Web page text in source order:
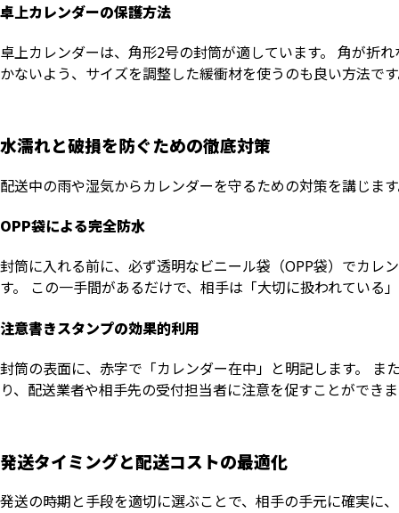
卓上カレンダーの保護方法
卓上カレンダーは、角形2号の封筒が適しています。 角が折
かないよう、サイズを調整した緩衝材を使うのも良い方法で
水濡れと破損を防ぐための徹底対策
配送中の雨や湿気からカレンダーを守るための対策を講じま
OPP袋による完全防水
封筒に入れる前に、必ず透明なビニール袋（OPP袋）でカレ
す。 この一手間があるだけで、相手は「大切に扱われている
注意書きスタンプの効果的利用
封筒の表面に、赤字で「カレンダー在中」と明記します。
り、配送業者や相手先の受付担当者に注意を促すことができ
発送タイミングと配送コストの最適化
発送の時期と手段を適切に選ぶことで、相手の手元に確実に